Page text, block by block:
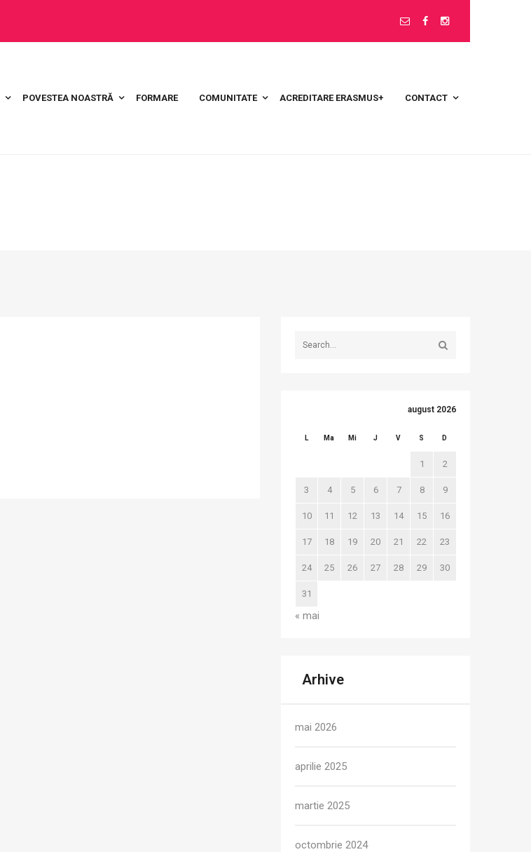
POVESTEA NOASTRĂ FORMARE COMUNITATE ACREDITARE ERASMUS+ CONTACT
august 2026
L Ma Mi J V S D
1 2
3 4 5 6 7 8 9
10 11 12 13 14 15 16
17 18 19 20 21 22 23
24 25 26 27 28 29 30
31
« mai
Arhive
mai 2026
aprilie 2025
martie 2025
octombrie 2024